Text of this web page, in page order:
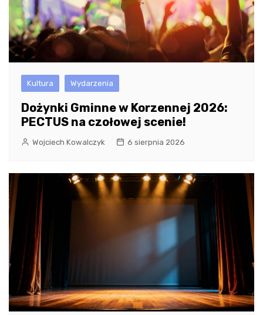
Kultura Wydarzenia
Dożynki Gminne w Korzennej 2026:
PECTUS na czołowej scenie!
Wojciech Kowalczyk 6 sierpnia 2026